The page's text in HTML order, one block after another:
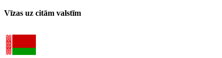
Vīzas uz citām valstīm